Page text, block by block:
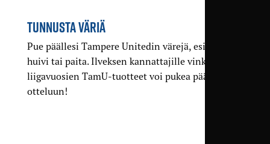
TUNNUSTA VÄRIÄ
Pue päällesi Tampere Unitedin värejä, esimerkiksi
huivi tai paita. Ilveksen kannattajille vinkki: myös
liigavuosien TamU-tuotteet voi pukea päälle
otteluun!